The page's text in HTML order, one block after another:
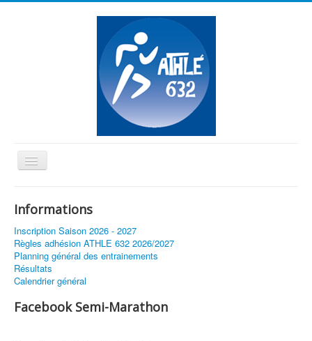
Basculer
la
Vous êtes ici :
Informations
Inscription Saison 2026 - 2027
Règles adhésion ATHLE 632 2026/2027
Planning général des entrainements
Résultats
Calendrier général
Facebook Semi-Marathon